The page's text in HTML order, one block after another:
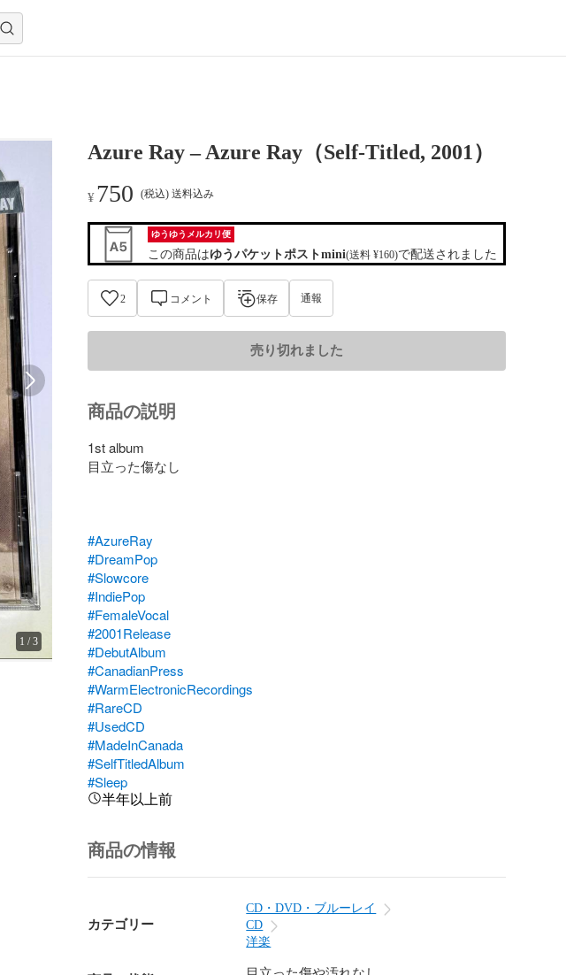
1 /3
Azure Ray – Azure Ray（Self-Titled, 2001）
¥ 750 (税込) 送料込み
ゆうゆうメルカリ便
この商品はゆうパケットポストmini(送料 ¥160)で配送されました
2 コメント 保存 通報
売り切れました
商品の説明
1st album
目立った傷なし
#AzureRay
#DreamPop
#Slowcore
#IndiePop
#FemaleVocal
#2001Release
#DebutAlbum
#CanadianPress
#WarmElectronicRecordings
#RareCD
#UsedCD
#MadeInCanada
#SelfTitledAlbum
#Sleep
半年以上前
商品の情報
カテゴリー
CD・DVD・ブルーレイ
CD
洋楽